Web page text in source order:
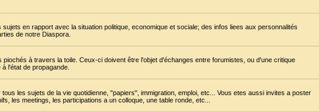
en rapport avec la situation politique, economique et sociale; des infos liees aux personnalités
de notre Diaspora.
à travers la toile. Ceux-ci doivent être l'objet d'échanges entre forumistes, ou d'une critique
l'état de propagande.
les sujets de la vie quotidienne, "papiers", immigration, emploi, etc... Vous etes aussi invites a poster
les meetings, les participations a un colloque, une table ronde, etc...